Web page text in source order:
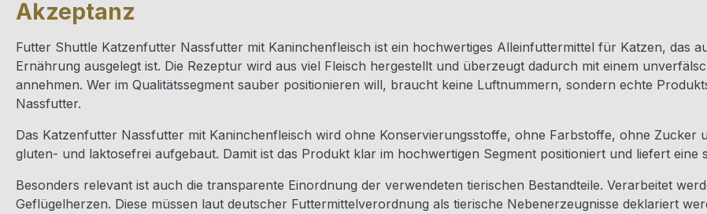
Akzeptanz
Futter Shuttle Katzenfutter Nassfutter mit Kaninchenfleisch ist ein hochwertiges Alleinfuttermittel für Katzen, das
Ernährung ausgelegt ist. Die Rezeptur wird aus viel Fleisch hergestellt und überzeugt dadurch mit einem
annehmen. Wer im Qualitätssegment sauber positionieren will, braucht keine Luftnummern, sondern echte
Nassfutter.
Das Katzenfutter Nassfutter mit Kaninchenfleisch wird ohne Konservierungsstoffe, ohne Farbstoffe, ohne Zucker
gluten- und laktosefrei aufgebaut. Damit ist das Produkt klar im hochwertigen Segment positioniert und liefert eine
Besonders relevant ist auch die transparente Einordnung der verwendeten tierischen Bestandteile. Verarbeitet
Geflügelherzen. Diese müssen laut deutscher Futtermittelverordnung als tierische Nebenerzeugnisse deklariert